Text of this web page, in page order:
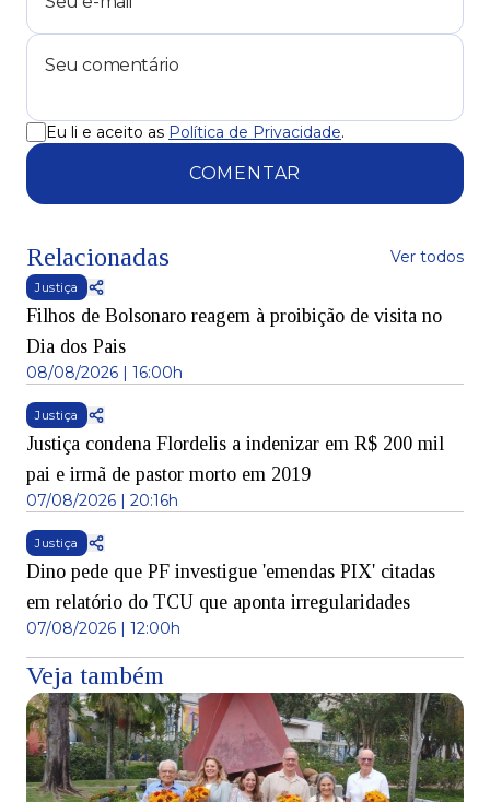
Eu li e aceito as Política de Privacidade.
COMENTAR
Relacionadas Ver todos
Justiça
Filhos de Bolsonaro reagem à proibição de visita no
Dia dos Pais
08/08/2026 | 16:00h
Justiça
Justiça condena Flordelis a indenizar em R$ 200 mil
pai e irmã de pastor morto em 2019
07/08/2026 | 20:16h
Justiça
Dino pede que PF investigue 'emendas PIX' citadas
em relatório do TCU que aponta irregularidades
07/08/2026 | 12:00h
Veja também